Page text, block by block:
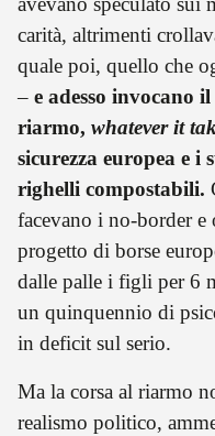
Alexej Naval’nyj. Da
decine di libri,
nascevano anche
archivi e le riviste
Saldutti ne ha qui
emblematici, i quali,
a comporre la
inclassificabili:
carità, altrimenti
quale poi, quello che
– e adesso invocano
riarmo, whatever it
sicurezza europea e
righelli compostabili.
facevano i no-border e
progetto di borse
dalle palle i figli per 6
un quinquennio di
in deficit sul serio.
Ma la corsa al riarmo
realismo politico,